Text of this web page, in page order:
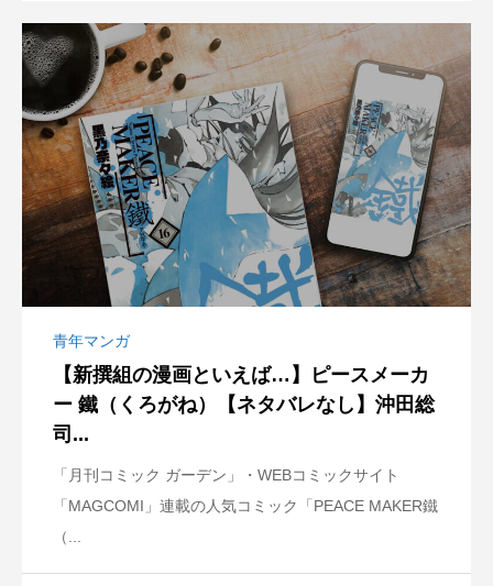
青年マンガ
【新撰組の漫画といえば…】ピースメーカ
ー 鐵（くろがね）【ネタバレなし】沖田総
司...
「月刊コミック ガーデン」・WEBコミックサイト
「MAGCOMI」連載の人気コミック「PEACE MAKER鐵
（...